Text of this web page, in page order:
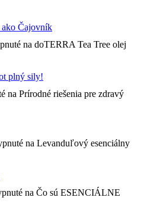
ako Čajovník
na doTERRA Tea Tree olej
plný sily!
na Prírodné riešenia pre zdravý
na Levanduľový esenciálny
na Čo sú ESENCIÁLNE